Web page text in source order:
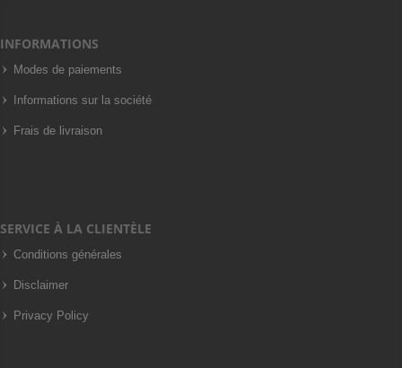
INFORMATIONS
Modes de paiements
Informations sur la société
Frais de livraison
SERVICE À LA CLIENTÈLE
Conditions générales
Disclaimer
Privacy Policy